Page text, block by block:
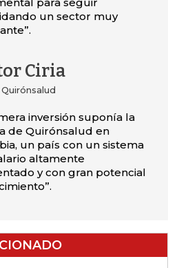
un sector muy
Ciria
inversión suponía la
de Quirónsalud en
un país con un sistema
altamente
y con gran potencial